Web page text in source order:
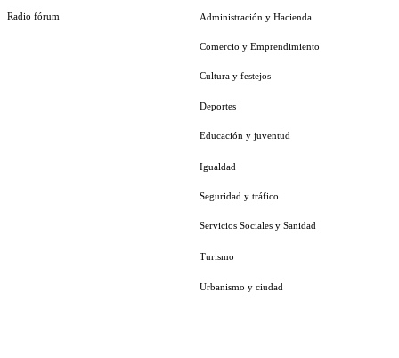
Radio fórum Administración y Hacienda
Comercio y Emprendimiento
Cultura y festejos
Deportes
Educación y juventud
Igualdad
Seguridad y tráfico
Servicios Sociales y Sanidad
Turismo
Urbanismo y ciudad